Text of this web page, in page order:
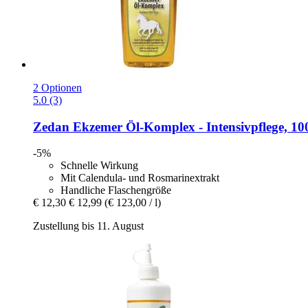
2 Optionen
5.0 (3)
Zedan Ekzemer Öl-​Komplex -​ Intensivpflege,
-5%
Schnelle Wirkung
Mit Calendula- und Rosmarinextrakt
Handliche Flaschengröße
€ 12,30 € 12,99 (€ 123,00 / l)
Zustellung bis 11. August